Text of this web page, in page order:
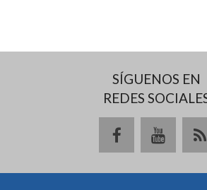
SÍGUENOS EN
REDES